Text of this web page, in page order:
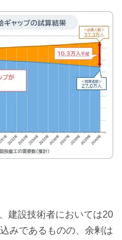
建設技術者においては20
みであるものの、余剰は